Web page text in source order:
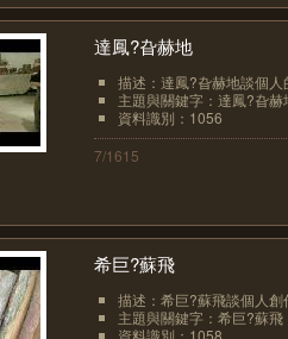
達鳳?旮赫地
描述：達鳳?旮赫地談個
主題與關鍵字：達鳳?旮
資料識別：1056
7/1615
希巨?蘇飛
描述：希巨?蘇飛談個人創
主題與關鍵字：希巨?蘇
資料識別：1058